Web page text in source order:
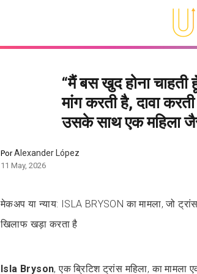
“मैं बस खुद होना
मांग करती है, दावा
उसके साथ एक महिला
PorAlexander López
11 May, 2026
मेकअप या न्याय: ISLA BRYSON का मामला, जो
खिलाफ खड़ा करता है
Isla Bryson, एक ब्रिटिश ट्रांस महिला, का